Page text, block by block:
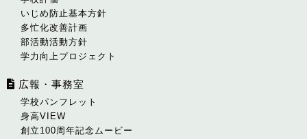
いじめ防止基本方針
多忙化改善計画
部活動活動方針
学力向上プロジェクト
広報・事務室
学校パンフレット
身高VIEW
創立100周年記念ムービー